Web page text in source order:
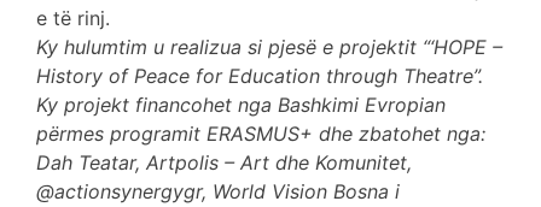
e të rinj.
Ky hulumtim u realizua si pjesë e projektit “‘HOPE –
History of Peace for Education through Theatre”.
Ky projekt financohet nga Bashkimi Evropian
përmes programit ERASMUS+ dhe zbatohet nga:
Dah Teatar, Artpolis – Art dhe Komunitet,
@actionsynergygr, World Vision Bosna i